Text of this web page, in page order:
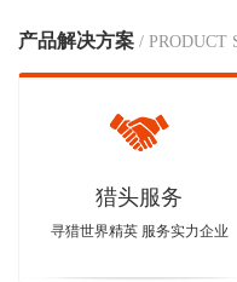
产品解决方案 / PRODUCT
猎头服务
寻猎世界精英 服务实力企业